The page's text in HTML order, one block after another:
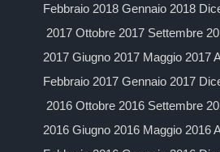
Febbraio 2018 Gennaio 2018
2017 Ottobre 2017 Settembre
2017 Giugno 2017 Maggio 2017
Febbraio 2017 Gennaio 2017
2016 Ottobre 2016 Settembre
2016 Giugno 2016 Maggio 2016